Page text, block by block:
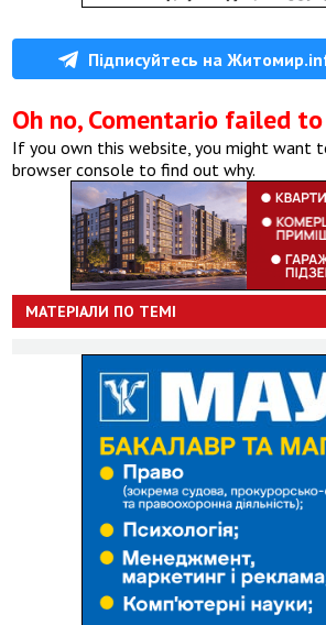
Підписуйтесь на
Oh no, Comentario failed
If you own this website, you might want
browser console to find out why.
МАТЕРІАЛИ ПО ТЕМІ